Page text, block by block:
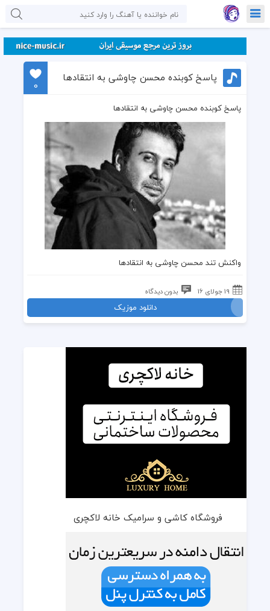
پاسخ کوبنده محسن چاوشی به انتقادها
0
پاسخ کوبنده محسن چاوشی به انتقادها
واکنش تند محسن چاوشی به انتقادها
19 جولای 16 بدون دیدگاه
دانلود موزیک
فروشگاه کاشی و سرامیک خانه لاکچری